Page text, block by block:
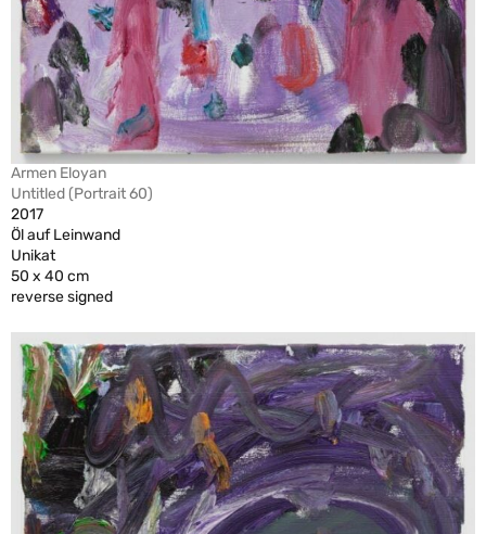
Armen Eloyan
Untitled (Portrait 60)
2017
Öl auf Leinwand
Unikat
50 x 40 cm
reverse signed